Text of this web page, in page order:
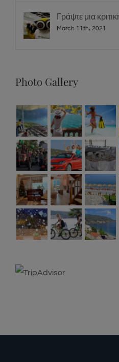
Γράψτε μια
March 11th, 2021
Photo Gallery